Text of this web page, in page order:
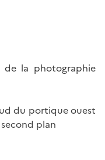
la photographie
du portique ouest
plan